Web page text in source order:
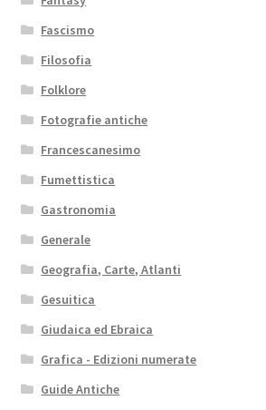
Fascismo
Filosofia
Folklore
Fotografie antiche
Francescanesimo
Fumettistica
Gastronomia
Generale
Geografia, Carte, Atlanti
Gesuitica
Giudaica ed Ebraica
Grafica - Edizioni numerate
Guide Antiche